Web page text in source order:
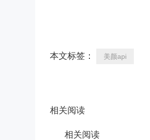
本文标签： 美颜api
相关阅读
相关阅读